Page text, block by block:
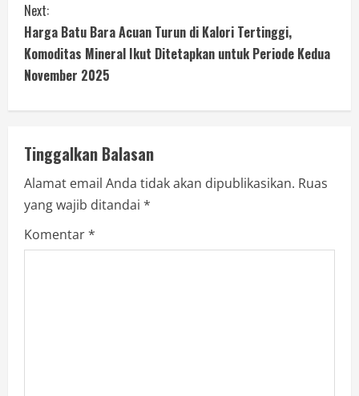
Next:
Harga Batu Bara Acuan Turun di Kalori Tertinggi,
Komoditas Mineral Ikut Ditetapkan untuk Periode Kedua
November 2025
Tinggalkan Balasan
Alamat email Anda tidak akan dipublikasikan. Ruas
yang wajib ditandai *
Komentar*